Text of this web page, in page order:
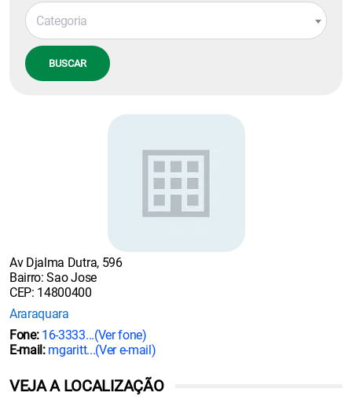
Categoria
BUSCAR
Av Djalma Dutra, 596
Bairro: Sao Jose
CEP: 14800400
Araraquara
Fone: 16-3333...(Ver fone)
E-mail: mgaritt...(Ver e-mail)
VEJA A LOCALIZAÇÃO